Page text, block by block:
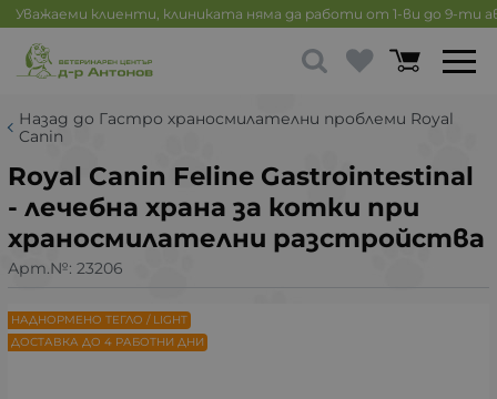
Уважаеми клиенти, клиниката няма да работи от 1-ви до 9-ти
Назад до Гастро храносмилателни проблеми Royal
Canin
Royal Canin Feline Gastrointestinal
- лечебна храна за котки при
храносмилателни разстройства
Арт.№: 23206
НАДНОРМЕНО ТЕГЛО / LIGHT
ДОСТАВКА ДО 4 РАБОТНИ ДНИ